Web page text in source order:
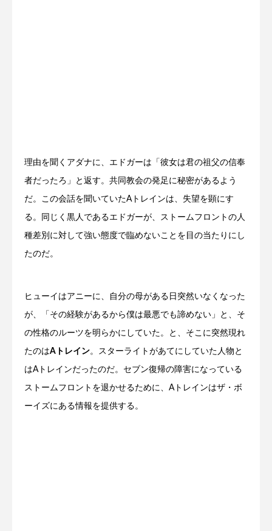
理由を聞くアダナに、エドガーは「彼女は君の祖父の信奉
者だったろ」と返す。共同教会の発足に秘密があるよう
だ。この会話を聞いていたAトレインは、失望を顕にす
る。同じく黒人であるエドガーが、ストームフロントの人
種差別に対して強い態度で臨めないことを目の当たりにし
たのだ。
ヒューイはアニーに、自分の母がある日突然いなくなった
が、「その経験があるから僕は最悪でも諦めない」と、そ
の性格のルーツを明らかにしていた。と、そこに突然現れ
たのはAトレイン。スターライトがあてにしていた人物と
はAトレインだったのだ。セブン復帰の障害になっている
ストームフロントを退かせるために、Aトレインはザ・ボ
ーイズにある情報を提供する。